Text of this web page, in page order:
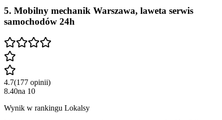
5. Mobilny mechanik Warszawa, laweta serwis
samochodów 24h
4.7(177 opinii)
8.40na 10
Wynik w rankingu Lokalsy